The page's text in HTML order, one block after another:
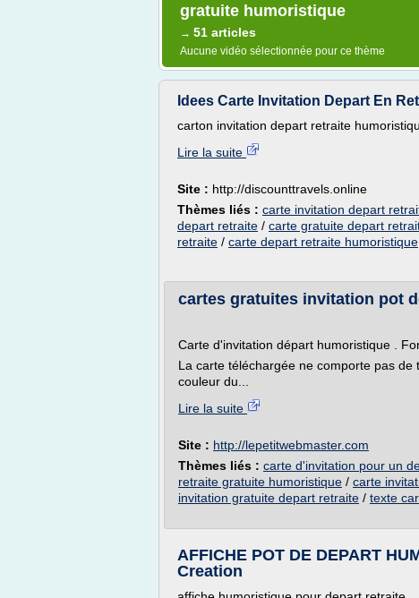
gratuite humoristique
→ 51 articles
Aucune vidéo sélectionnée pour ce thème
Idees Carte Invitation Depart En
carton invitation depart retraite
Lire la suite
Site : http://discounttravels.online
Thèmes liés : carte invitation depart
depart retraite / carte gratuite depart
retraite / carte depart retraite humoristique
cartes gratuites invitation pot
Carte d'invitation départ humoristique .
La carte téléchargée ne comporte pas de
couleur du...
Lire la suite
Site : http://lepetitwebmaster.com
Thèmes liés : carte d'invitation pour un
retraite gratuite humoristique / carte
invitation gratuite depart retraite / texte
AFFICHE POT DE DEPART
Creation